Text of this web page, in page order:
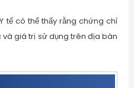
tế có thể thấy rằng chứng chỉ
giá trị sử dụng trên địa bàn